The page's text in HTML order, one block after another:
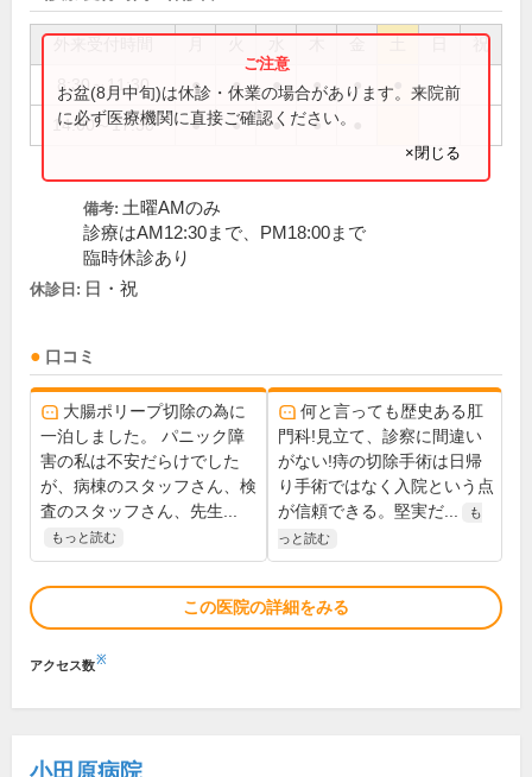
祝
8:30～11:30 ● ● ● ● ●
14:00～17:30 ● ● ● ●
お盆(8月中旬)は休診・休業の場合があります。来院前
に必ず医療機関に直接ご確認ください。
×閉じる
備考: 土曜AMのみ
診療はAM12:30まで、PM18:00まで
臨時休診あり
休診日: 日・祝
口コミ
大腸ポリープ切除の為に
一泊しました。 パニック障
害の私は不安だらけでした
が、病棟のスタッフさん、検
査のスタッフさん、先生...
もっと読む
何と言っても歴史ある肛
門科!見立て、診察に間違い
がない!痔の切除手術は日帰
り手術ではなく入院という点
が信頼できる。堅実だ...
も
っと読む
この医院の詳細をみる
アクセス数※
小田原病院